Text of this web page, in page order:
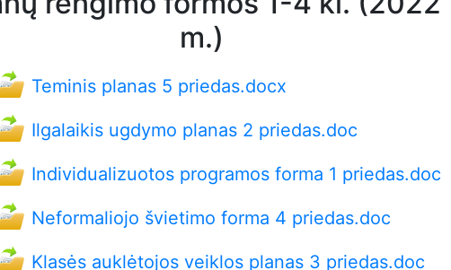
m.)
Teminis planas 5 priedas.docx
Ilgalaikis ugdymo planas 2 priedas.doc
Individualizuotos programos forma 1 priedas.doc
Neformaliojo švietimo forma 4 priedas.doc
Klasės auklėtojos veiklos planas 3 priedas.doc